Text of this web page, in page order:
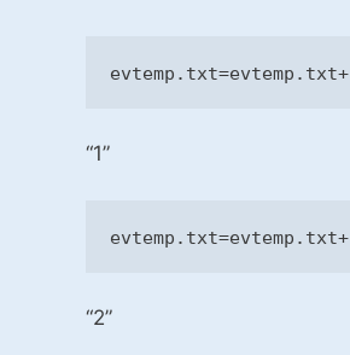
evtemp.txt=evtemp.txt+
“1”
evtemp.txt=evtemp.txt+
“2”